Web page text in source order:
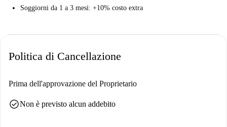
Soggiorni da 1 a 3 mesi: +10% costo extra
Politica di Cancellazione
Prima dell'approvazione del Proprietario
check_circleNon è previsto alcun addebito